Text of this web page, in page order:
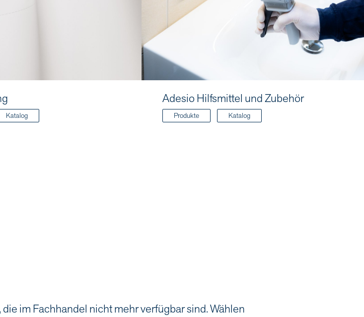
Katalog
Adesio Hilfsmittel und Zubehör
Produkte Katalog
im Fachhandel nicht mehr verfügbar sind. Wählen